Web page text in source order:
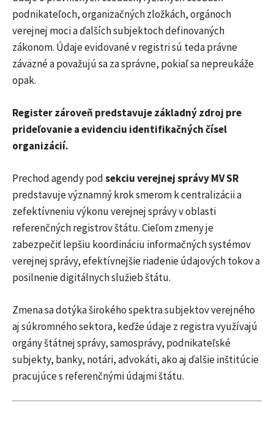
podnikateľoch, organizačných zložkách, orgánoch
verejnej moci a ďalších subjektoch definovaných
zákonom. Údaje evidované v registri sú teda právne
záväzné a považujú sa za správne, pokiaľ sa nepreukáže
opak.
Register zároveň predstavuje základný zdroj pre
prideľovanie a evidenciu identifikačných čísel
organizácií.
Prechod agendy podsekciu verejnej správy MV SR
predstavuje významný krok smerom k centralizácii a
zefektívneniu výkonu verejnej správy v oblasti
referenčných registrov štátu. Cieľom zmeny je
zabezpečiť lepšiu koordináciu informačných systémov
verejnej správy, efektívnejšie riadenie údajových tokov a
posilnenie digitálnych služieb štátu.
Zmena sa dotýka širokého spektra subjektov verejného
aj súkromného sektora, keďže údaje z registra využívajú
orgány štátnej správy, samosprávy, podnikateľské
subjekty, banky, notári, advokáti, ako aj ďalšie inštitúcie
pracujúce s referenčnými údajmi štátu.